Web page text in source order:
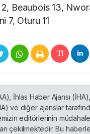
Beaubois 13,
7, Oturu 11
İhlas Haber Ajansı
ve diğer ajanslar
editörlerinin
çekilmektedir. Bu